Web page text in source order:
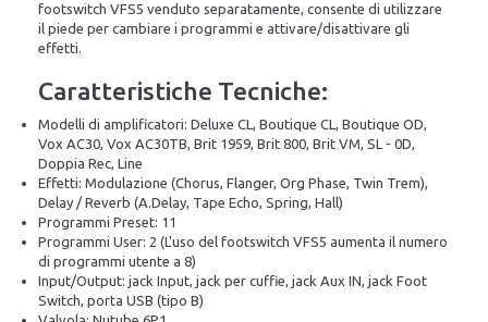
footswitch VFS5 venduto separatamente, consente di utilizzare
il piede per cambiare i programmi e attivare/disattivare gli
effetti.
Caratteristiche Tecniche:
Modelli di amplificatori: Deluxe CL, Boutique CL, Boutique OD,
Vox AC30, Vox AC30TB, Brit 1959, Brit 800, Brit VM, SL - 0D,
Doppia Rec, Line
Effetti: Modulazione (Chorus, Flanger, Org Phase, Twin Trem),
Delay / Reverb (A.Delay, Tape Echo, Spring, Hall)
Programmi Preset: 11
Programmi User: 2 (L'uso del footswitch VFS5 aumenta il numero
di programmi utente a 8)
Input/Output: jack Input, jack per cuffie, jack Aux IN, jack Foot
Switch, porta USB (tipo B)